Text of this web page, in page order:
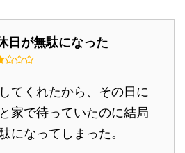
日が無駄になった
てくれたから、その日に
家で待っていたのに結局
になってしまった。